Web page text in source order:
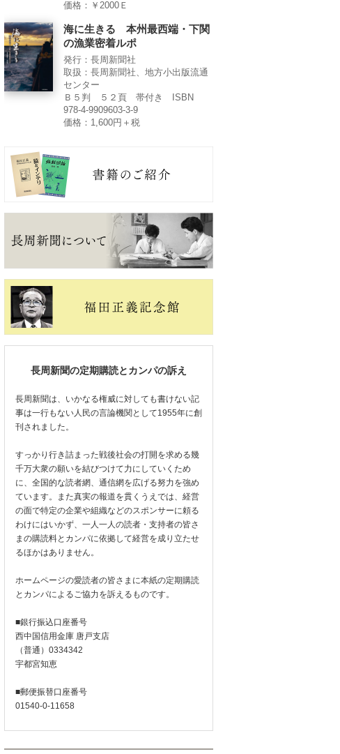
価格：￥2000Ｅ
海に生きる 本州最西端・下関
の漁業密着ルポ
発行：長周新聞社
取扱：長周新聞社、地方小出版流通
センター
Ｂ５判 ５２頁 帯付き ISBN
978-4-9909603-3-9
価格：1,600円＋税
長周新聞の定期購読とカンパの訴え
長周新聞は、いかなる権威に対しても書けない記
事は一行もない人民の言論機関として1955年に創
刊されました。
すっかり行き詰まった戦後社会の打開を求める幾
千万大衆の願いを結びつけて力にしていくため
に、全国的な読者網、通信網を広げる努力を強め
ています。また真実の報道を貫くうえでは、経営
の面で特定の企業や組織などのスポンサーに頼る
わけにはいかず、一人一人の読者・支持者の皆さ
まの購読料とカンパに依拠して経営を成り立たせ
るほかはありません。
ホームページの愛読者の皆さまに本紙の定期購読
とカンパによるご協力を訴えるものです。
■銀行振込口座番号
西中国信用金庫 唐戸支店
（普通）0334342
宇都宮知恵
■郵便振替口座番号
01540-0-11658